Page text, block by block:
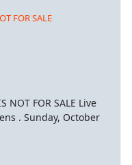
FOR SALE
NOT FOR SALE Live
. Sunday, October